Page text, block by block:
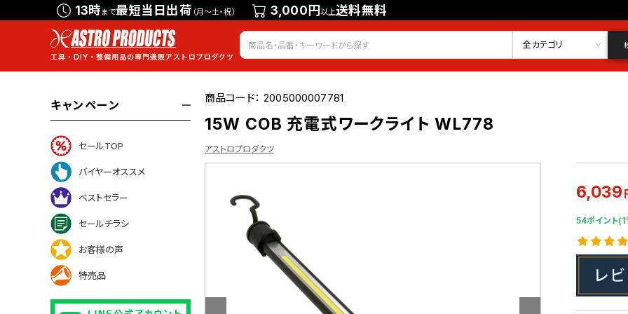
13時まで最短当日出荷 （月～土・祝） 3,000円以上送料無料
会員登録 ログイン
お気に入り
全カテゴリ
キャンペーン
セールTOP
バイヤーオススメ
ベストセラー
セールチラシ
お客様の声
特売品
商品コード：2005000007781
15W COB 充電式ワークライト WL778
アストロプロダクツ
6,039
54ポイント